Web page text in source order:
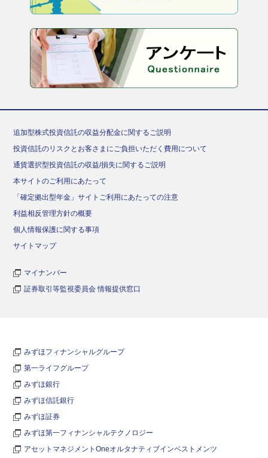
追加型株式投資信託の収益分配金に関するご説明
投資信託のリスクとお客さまにご負担いただく費用について
通貨選択型投資信託の収益/損失に関するご説明
本サイトのご利用にあたって
「確定拠出型年金」サイトご利用にあたっての注意
利益相反管理方針の概要
個人情報保護に関する事項
サイトマップ
マイナンバー
証券取引等監視委員会 情報提供窓口
みずほフィナンシャルグループ
第一ライフグループ
みずほ銀行
みずほ信託銀行
みずほ証券
みずほ第一フィナンシャルテクノロジー
アセットマネジメントOneオルタナティブインベストメンツ